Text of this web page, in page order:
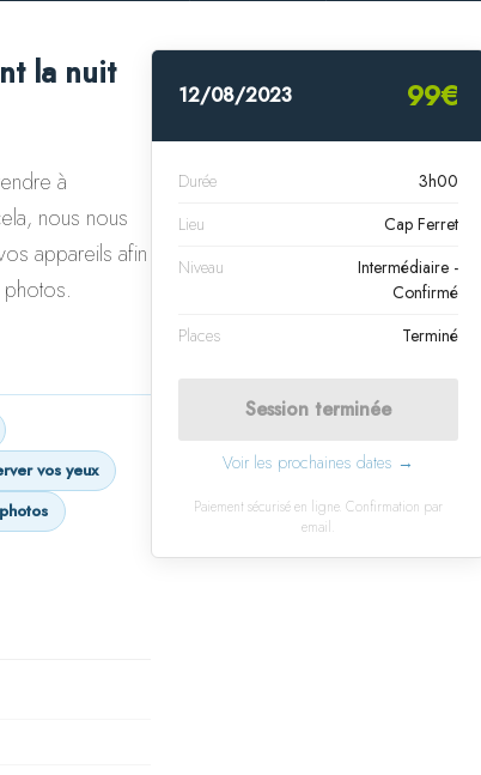
la nuit
à
nous nous
appareils afin
vos yeux
12/08/2023 99€
Durée
3h00
Lieu
Cap Ferret
Niveau
Intermédiaire -
Confirmé
Places
Terminé
Session terminée
Voir les prochaines dates →
Paiement sécurisé en ligne. Confirmation par
email.